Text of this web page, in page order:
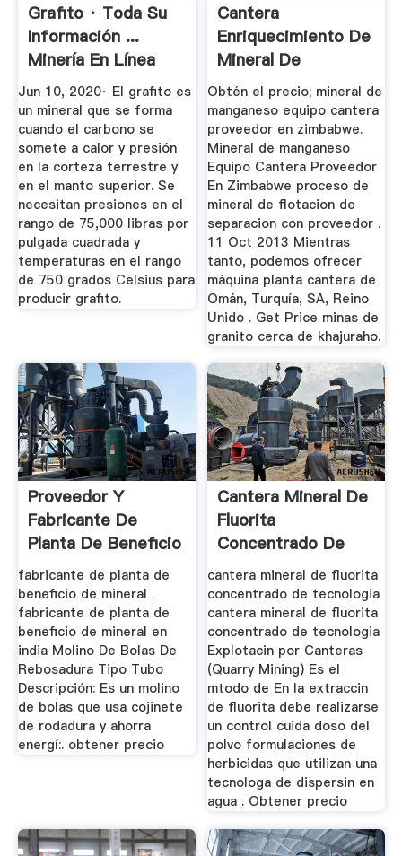
Grafito · Toda Su
Información ...
Minería En Línea
Jun 10, 2020· El grafito es
un mineral que se forma
cuando el carbono se
somete a calor y presión
en la corteza terrestre y
en el manto superior. Se
necesitan presiones en el
rango de 75,000 libras por
pulgada cuadrada y
temperaturas en el rango
de 750 grados Celsius para
producir grafito.
Cantera
Enriquecimiento De
Mineral De
Manganeso
Obtén el precio; mineral de
manganeso equipo cantera
proveedor en zimbabwe.
Mineral de manganeso
Equipo Cantera Proveedor
En Zimbabwe proceso de
mineral de flotacion de
separacion con proveedor .
11 Oct 2013 Mientras
tanto, podemos ofrecer
máquina planta cantera de
Omán, Turquía, SA, Reino
Unido . Get Price minas de
granito cerca de khajuraho.
Proveedor Y
Fabricante De
Planta De Beneficio
De Mineral ...
fabricante de planta de
beneficio de mineral .
fabricante de planta de
beneficio de mineral en
india Molino De Bolas De
Rebosadura Tipo Tubo
Descripción: Es un molino
de bolas que usa cojinete
de rodadura y ahorra
energí:. obtener precio
Cantera Mineral De
Fluorita
Concentrado De
Tecnologia
cantera mineral de fluorita
concentrado de tecnologia
cantera mineral de fluorita
concentrado de tecnologia
Explotacin por Canteras
(Quarry Mining) Es el
mtodo de En la extraccin
de fluorita debe realizarse
un control cuida doso del
polvo formulaciones de
herbicidas que utilizan una
tecnologa de dispersin en
agua . Obtener precio